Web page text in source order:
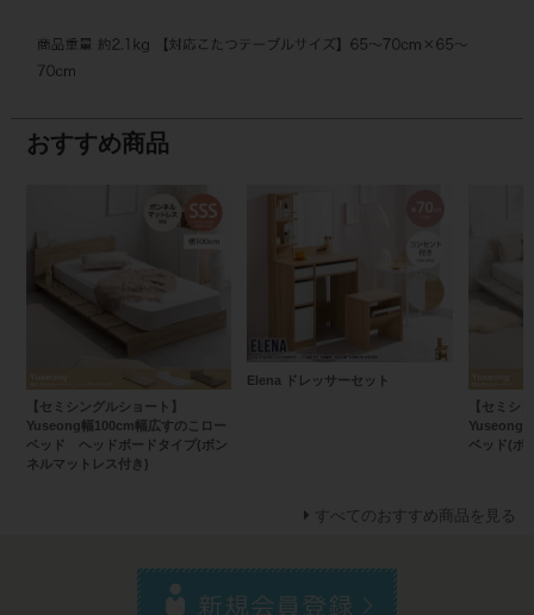
おすすめ商品
【セミシングルショート】
Yuseong幅100cm幅広すのこロー
ベッド ヘッドボードタイプ(ボン
ネルマットレス付き)
Elena ドレッサーセット
【セミシ
Yuseong
ベッド(ボ
すべてのおすすめ商品を見る